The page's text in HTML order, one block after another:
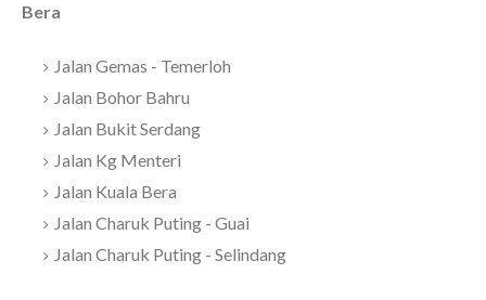
Bera
Jalan Gemas - Temerloh
Jalan Bohor Bahru
Jalan Bukit Serdang
Jalan Kg Menteri
Jalan Kuala Bera
Jalan Charuk Puting - Guai
Jalan Charuk Puting - Selindang